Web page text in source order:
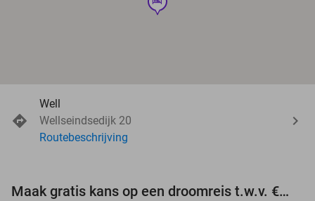
Well
Wellseindsedijk 20
Routebeschrijving
Maak gratis kans op een droomreis t.w.v. €3.000!